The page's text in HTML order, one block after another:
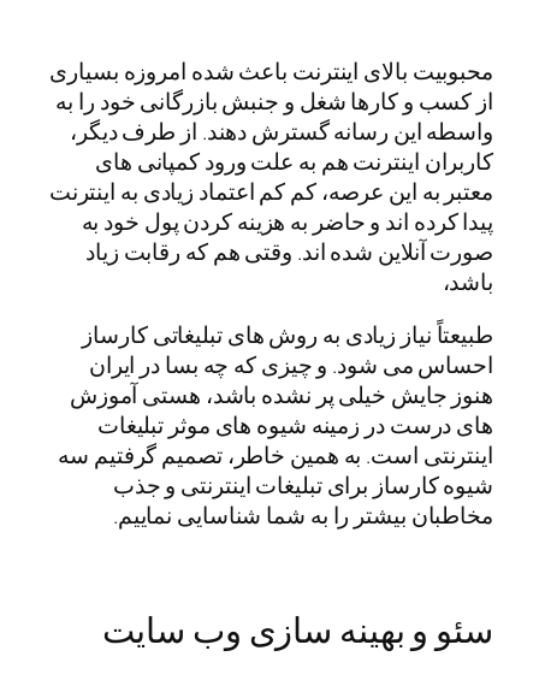
محبوبیت بالای اینترنت باعث شده امروزه بسیاری
از کسب و کارها شغل و جنبش بازرگانی خود را به
واسطه این رسانه گسترش دهند. از طرف دیگر،
کاربران اینترنت هم به علت ورود کمپانی های
معتبر به این عرصه، کم کم اعتماد زیادی به اینترنت
پیدا کرده اند و حاضر به هزینه کردن پول خود به
صورت آنلاین شده اند. وقتی هم که رقابت زیاد
باشد،
طبیعتاً نیاز زیادی به روش های تبلیغاتی کارساز
احساس می شود. و چیزی که چه بسا در ایران
هنوز جایش خیلی پر نشده باشد، هستی آموزش
های درست در زمینه شیوه های موثر تبلیغات
اینترنتی است. به همین خاطر، تصمیم گرفتیم سه
شیوه کارساز برای تبلیغات اینترنتی و جذب
مخاطبان بیشتر را به شما شناسایی نماییم.
سئو و بهینه سازی وب سایت